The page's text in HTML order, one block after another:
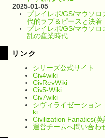
2025-01-05
プレイレポ/GS/マウソロ
代的ラブ＆ピースと決着
プレイレポ/GS/マウソロ
乱の産業時代
リンク
シリーズ公式サイト
Civ4wiki
CivRevWiki
Civ5-Wiki
Civ7wiki
シヴィライゼーション
ki
Civilization Fanatics(英
運営チームへ問い合わ